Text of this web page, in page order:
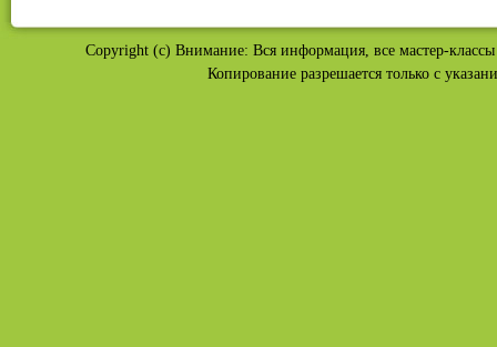
Copyright (c) Внимание: Вся информация, все мастер-
Копирование разрешается только с